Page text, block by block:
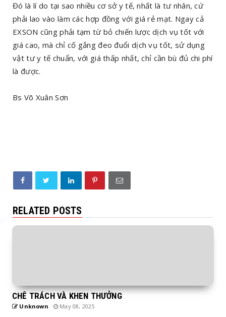
Đó là lí do tại sao nhiều cơ sở y tế, nhất là tư nhân, cứ
phải lao vào làm các hợp đồng với giá rẻ mạt. Ngay cả
EXSON cũng phải tạm từ bỏ chiến lược dịch vụ tốt với
giá cao, mà chỉ cố gắng đeo đuổi dịch vụ tốt, sử dụng
vật tư y tế chuẩn, với giá thấp nhất, chỉ cần bù đủ chi phí
là được.
Bs Võ Xuân Sơn
RELATED POSTS
CHÊ TRÁCH VÀ KHEN THƯỞNG
Unknown May 08, 2025